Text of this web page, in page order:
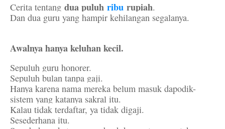
Cerita tentang dua puluh ribu rupiah.
Dan dua guru yang hampir kehilangan segalanya.
Awalnya hanya keluhan kecil.
Sepuluh guru honorer.
Sepuluh bulan tanpa gaji.
Hanya karena nama mereka belum masuk dapodik-
sistem yang katanya sakral itu.
Kalau tidak terdaftar, ya tidak digaji.
Sesederhana itu.